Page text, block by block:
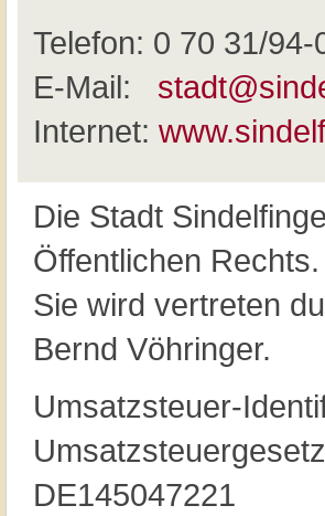
Telefon: 0 70 31/94-
E-Mail:
Internet:
Die Stadt
Öffentlichen Rechts.
Sie wird vertreten
Bernd Vöhringer.
Umsatzsteuer-
DE145047221